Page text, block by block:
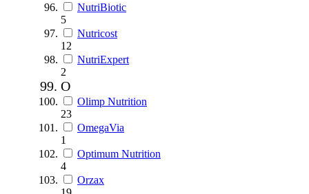
NutriBiotic
5
Nutricost
12
NutriExpert
2
O
Olimp Nutrition
23
OmegaVia
1
Optimum Nutrition
4
Orzax